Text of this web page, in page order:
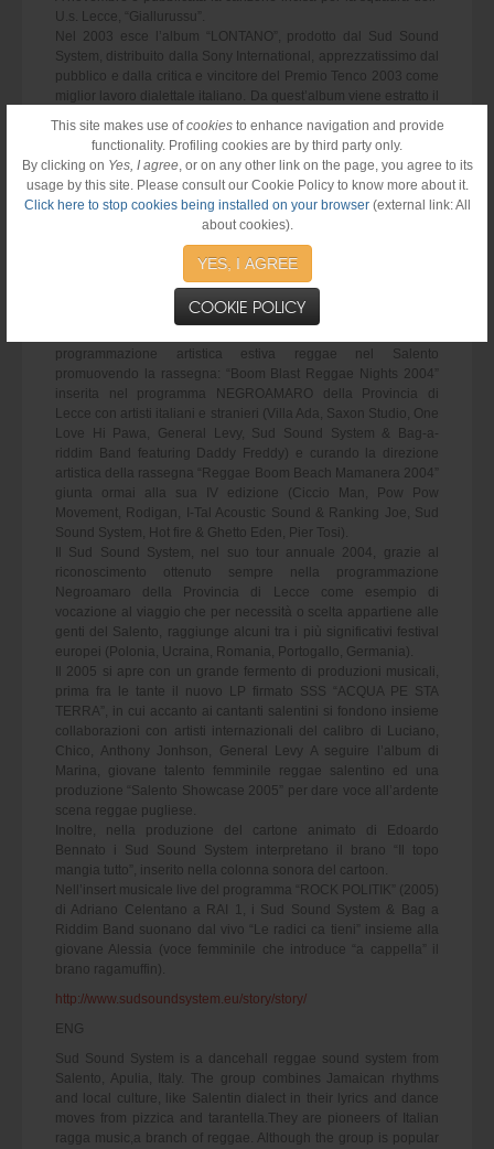
This site makes use ofcookiesto enhance navigation and provide
functionality. Profiling cookies are by third party only.
By clicking on Yes, I agree, or on any other link on the page, you agree to its
usage by this site. Please consult our Cookie Policy to know more about it.
Click here to stop cookies being installed on your browser(external link: All
about cookies).
YES, I AGREE
COOKIE POLICY
U.s. Lecce, “Giallurussu”.
Nel 2003 esce l’album “LONTANO”, prodotto dal Sud Sound
System, distribuito dalla Sony International, apprezzatissimo dal
pubblico e dalla critica e vincitore del Premio Tenco 2003 come
miglior lavoro dialettale italiano. Da quest’album viene estratto il
ottiene un altro grande riconoscimento al lavoro degli artisti
salentini: miglior video dell’anno al festival “M.E.I.” di Faenza.
E non finisce qui…
In studio, nel 2004, in contemporanea con la preparazione del
nuovo LP dei SSS di prossima uscita, si produce una nuova
compilation “FUECU SU FUECU”, pubblicata a giugno, che
racchiude “the best of” degli ultimi tre LP dei Sud Sound System
programmazione artistica estiva reggae nel Salento
promuovendo la rassegna: “Boom Blast Reggae Nights 2004”
inserita nel programma NEGROAMARO della Provincia di
Lecce con artisti italiani e stranieri (Villa Ada, Saxon Studio, One
Love Hi Pawa, General Levy, Sud Sound System & Bag-a-
riddim Band featuring Daddy Freddy) e curando la direzione
artistica della rassegna “Reggae Boom Beach Mamanera 2004”
giunta ormai alla sua IV edizione (Ciccio Man, Pow Pow
Movement, Rodigan, I-Tal Acoustic Sound & Ranking Joe, Sud
Sound System, Hot fire & Ghetto Eden, Pier Tosi).
Il Sud Sound System, nel suo tour annuale 2004, grazie al
riconoscimento ottenuto sempre nella programmazione
Negroamaro della Provincia di Lecce come esempio di
vocazione al viaggio che per necessità o scelta appartiene alle
genti del Salento, raggiunge alcuni tra i più significativi festival
europei (Polonia, Ucraina, Romania, Portogallo, Germania).
Il 2005 si apre con un grande fermento di produzioni musicali,
prima fra le tante il nuovo LP firmato SSS “ACQUA PE STA
TERRA”, in cui accanto ai cantanti salentini si fondono insieme
collaborazioni con artisti internazionali del calibro di Luciano,
Chico, Anthony Jonhson, General Levy A seguire l’album di
Marina, giovane talento femminile reggae salentino ed una
produzione “Salento Showcase 2005” per dare voce all’ardente
scena reggae pugliese.
Inoltre, nella produzione del cartone animato di Edoardo
Bennato i Sud Sound System interpretano il brano “Il topo
mangia tutto”, inserito nella colonna sonora del cartoon.
Nell’insert musicale live del programma “ROCK POLITIK” (2005)
di Adriano Celentano a RAI 1, i Sud Sound System & Bag a
Riddim Band suonano dal vivo “Le radici ca tieni” insieme alla
giovane Alessia (voce femminile che introduce “a cappella” il
brano ragamuffin).
http://www.sudsoundsystem.eu/story/story/
ENG
Sud Sound System is a dancehall reggae sound system from
Salento, Apulia, Italy. The group combines Jamaican rhythms
and local culture, like Salentin dialect in their lyrics and dance
moves from pizzica and tarantella.They are pioneers of Italian
ragga music,a branch of reggae. Although the group is popular